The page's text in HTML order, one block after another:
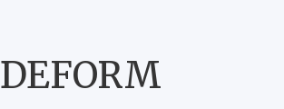
DEFORM